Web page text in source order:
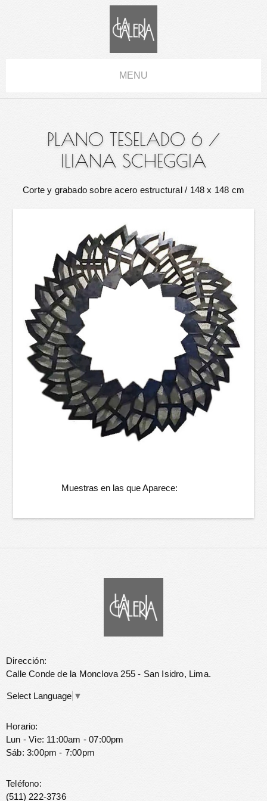
MENU
PLANO TESELADO 6 /
ILIANA SCHEGGIA
Corte y grabado sobre acero estructural/ 148 x 148 cm
Muestras en las que Aparece:
Dirección:
Calle Conde de la Monclova 255 - San Isidro, Lima.
Select Language ▼
Horario:
Lun - Vie: 11:00am - 07:00pm
Sáb: 3:00pm - 7:00pm
Teléfono:
(511) 222-3736